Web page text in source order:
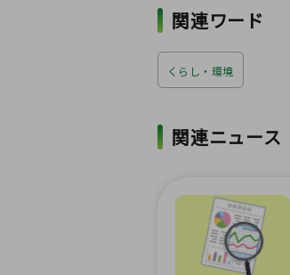
関連ワード
くらし・環境
関連ニュース